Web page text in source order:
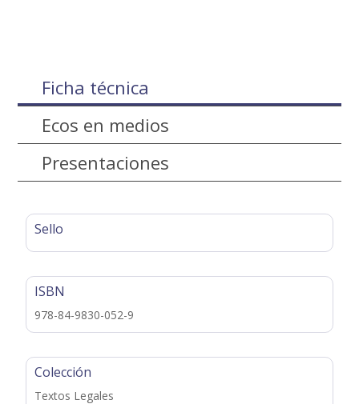
Ficha técnica
Ecos en medios
Presentaciones
Sello
ISBN
978-84-9830-052-9
Colección
Textos Legales